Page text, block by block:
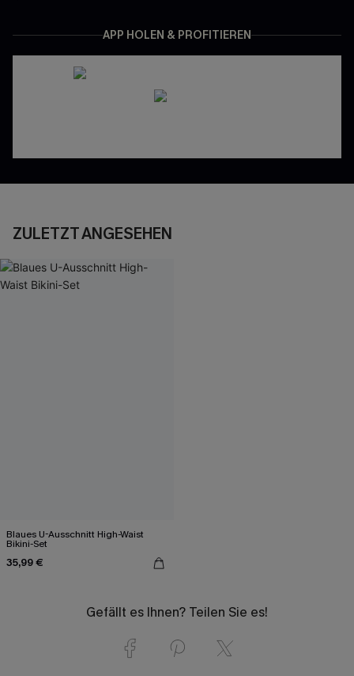
APP HOLEN & PROFITIEREN
ZULETZT ANGESEHEN
Blaues U-Ausschnitt High-Waist
Bikini-Set
35,99 €
Gefällt es Ihnen? Teilen Sie es!